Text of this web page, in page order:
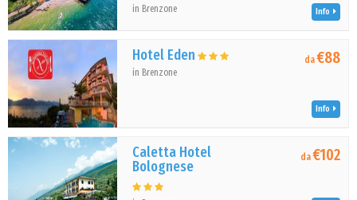
in Brenzone Info
Hotel Eden
in Brenzone
da€88
Info
Caletta Hotel
Bolognese
da€102